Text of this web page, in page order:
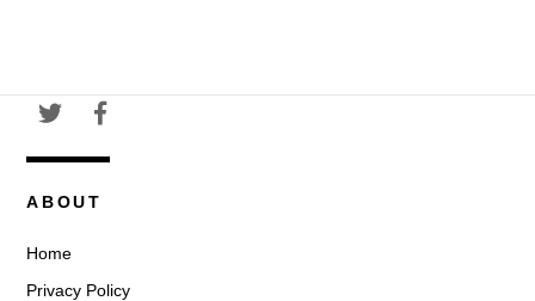
ABOUT
Home
Privacy Policy